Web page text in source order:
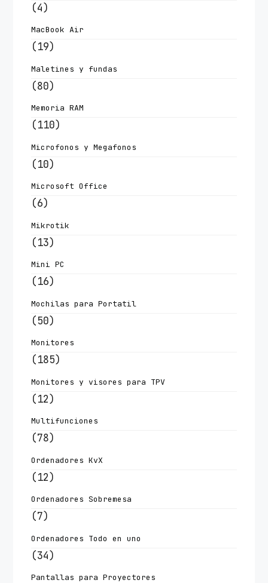
(4)
MacBook Air
(19)
Maletines y fundas
(80)
Memoria RAM
(110)
Microfonos y Megafonos
(10)
Microsoft Office
(6)
Mikrotik
(13)
Mini PC
(16)
Mochilas para Portatil
(50)
Monitores
(185)
Monitores y visores para TPV
(12)
Multifunciones
(78)
Ordenadores KvX
(12)
Ordenadores Sobremesa
(7)
Ordenadores Todo en uno
(34)
Pantallas para Proyectores